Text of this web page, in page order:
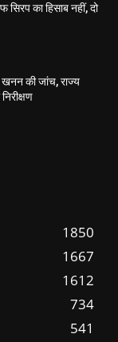
का हिसाब नहीं, दो
खनन की जांच, राज्य
1850
1667
1612
734
541